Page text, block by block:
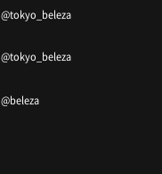
@tokyo_beleza
@tokyo_beleza
@beleza